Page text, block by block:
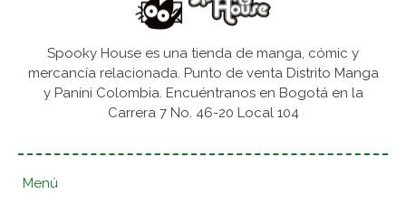
Spooky House es una tienda de manga, cómic y
mercancía relacionada. Punto de venta Distrito Manga
y Panini Colombia. Encuéntranos en Bogotá en la
Carrera 7 No. 46-20 Local 104
Menú